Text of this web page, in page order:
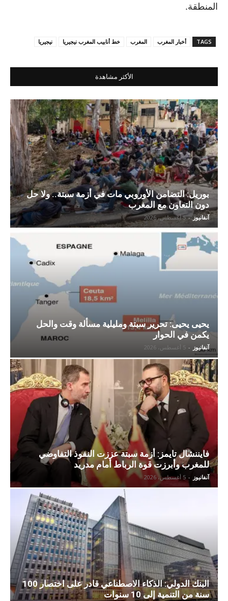
المنطقة.
TAGS أخبار المغرب المغرب خط أنابيب المغرب نيجيريا نيجيريا
الأكثر مشاهدة
بوريل: التضامن الأوروبي مات في أزمة سبتة.. ولا حل
دون التعاون مع المغرب
آنفانيوز - 5 أغسطس، 2026
يحيى يحيى: تحرير سبتة ومليلية مسألة وقت والحل
يكمن في الحوار
آنفانيوز - 5 أغسطس، 2026
فايننشال تايمز: أزمة سبتة عززت النفوذ التفاوضي
للمغرب وأبرزت قوة الرباط أمام مدريد
آنفانيوز - 5 أغسطس، 2026
البنك الدولي: الذكاء الاصطناعي قادر على اختصار 100
سنة من التنمية إلى 10 سنوات